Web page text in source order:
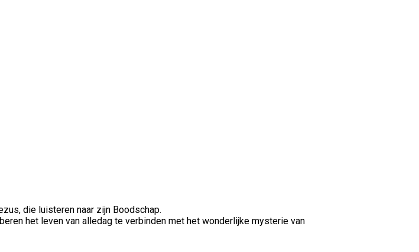
die luisteren naar zijn Boodschap.
het leven van alledag te verbinden met het wonderlijke mysterie van